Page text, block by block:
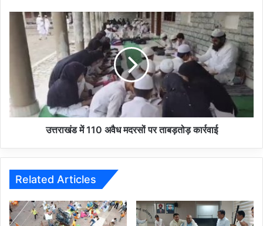
उत्तराखंड में 110 अवैध मदरसों पर ताबड़तोड़ कार्रवाई
Related Articles